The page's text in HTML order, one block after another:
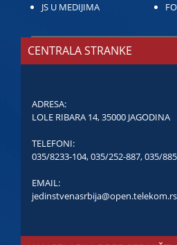
JS U MEDIJIMA
CENTRALA STRANKE
ADRESA:
LOLE RIBARA 14, 35000 JAGODINA
TELEFONI:
035/8233-104,035/252-887,035/
EMAIL:
jedinstvenasrbija@open.telekom.rs